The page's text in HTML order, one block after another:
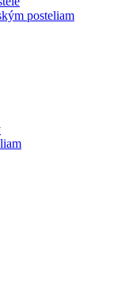
posteliam